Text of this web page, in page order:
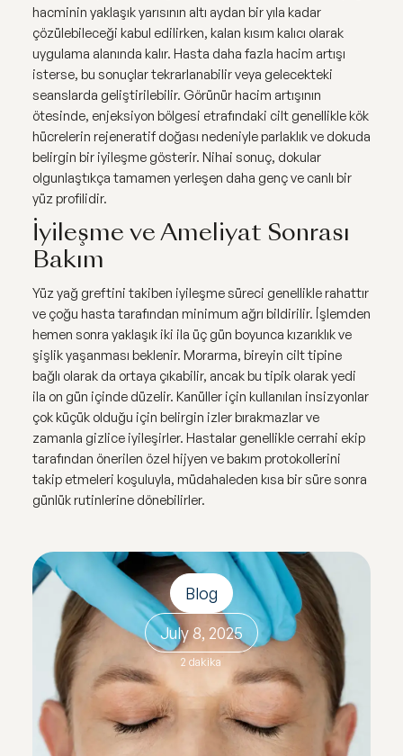
hacminin yaklaşık yarısının altı aydan bir yıla kadar
çözülebileceği kabul edilirken, kalan kısım kalıcı olarak
uygulama alanında kalır. Hasta daha fazla hacim artışı
isterse, bu sonuçlar tekrarlanabilir veya gelecekteki
seanslarda geliştirilebilir. Görünür hacim artışının
ötesinde, enjeksiyon bölgesi etrafındaki cilt genellikle kök
hücrelerin rejeneratif doğası nedeniyle parlaklık ve dokuda
belirgin bir iyileşme gösterir. Nihai sonuç, dokular
olgunlaştıkça tamamen yerleşen daha genç ve canlı bir
yüz profilidir.
İyileşme ve Ameliyat Sonrası
Bakım
Yüz yağ greftini takiben iyileşme süreci genellikle rahattır
ve çoğu hasta tarafından minimum ağrı bildirilir. İşlemden
hemen sonra yaklaşık iki ila üç gün boyunca kızarıklık ve
şişlik yaşanması beklenir. Morarma, bireyin cilt tipine
bağlı olarak da ortaya çıkabilir, ancak bu tipik olarak yedi
ila on gün içinde düzelir. Kanüller için kullanılan insizyonlar
çok küçük olduğu için belirgin izler bırakmazlar ve
zamanla gizlice iyileşirler. Hastalar genellikle cerrahi ekip
tarafından önerilen özel hijyen ve bakım protokollerini
takip etmeleri koşuluyla, müdahaleden kısa bir süre sonra
günlük rutinlerine dönebilirler.
Blog
July 8, 2025
2 dakika